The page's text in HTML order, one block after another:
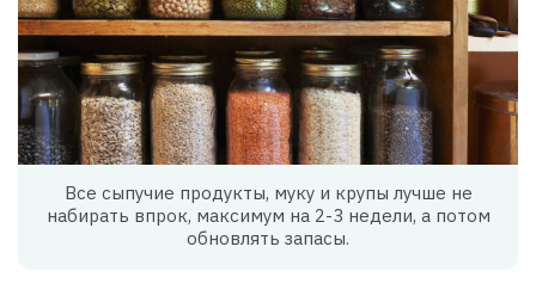
Все сыпучие продукты, муку и крупы лучше не
набирать впрок, максимум на 2-3 недели, а потом
обновлять запасы.